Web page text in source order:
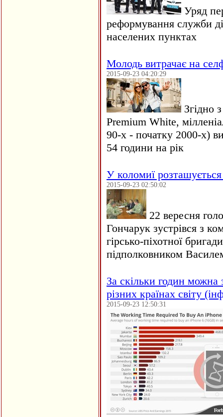
Уряд
реформування служби
населених пунктах
Молодь витрачає на
2015-09-23 04:20:29
Згідно
Premium White,
90-х - початку 2000-х)
54 години на рік
У коломиї розташується
2015-09-23 02:50:02
22 вересня
Гончарук зустрівся з
гірсько-піхотної
підполковником
За скільки годин
різних країнах світу
2015-09-23 12:50:31